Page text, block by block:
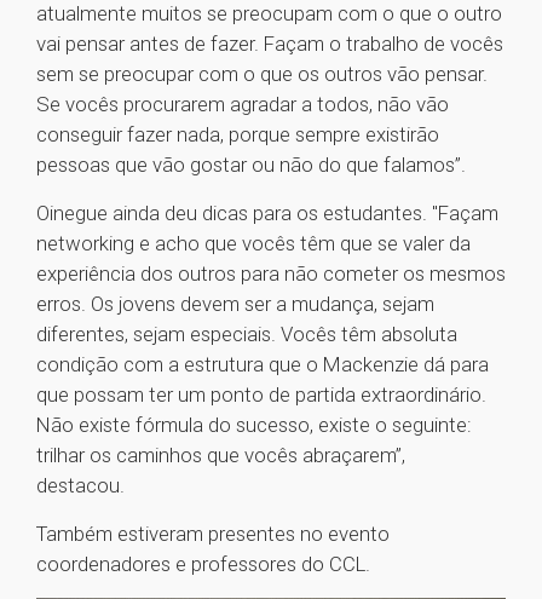
atualmente muitos se preocupam com o que o outro
vai pensar antes de fazer. Façam o trabalho de vocês
sem se preocupar com o que os outros vão pensar.
Se vocês procurarem agradar a todos, não vão
conseguir fazer nada, porque sempre existirão
pessoas que vão gostar ou não do que falamos”.
Oinegue ainda deu dicas para os estudantes. "Façam
networking e acho que vocês têm que se valer da
experiência dos outros para não cometer os mesmos
erros. Os jovens devem ser a mudança, sejam
diferentes, sejam especiais. Vocês têm absoluta
condição com a estrutura que o Mackenzie dá para
que possam ter um ponto de partida extraordinário.
Não existe fórmula do sucesso, existe o seguinte:
trilhar os caminhos que vocês abraçarem”,
destacou.
Também estiveram presentes no evento
coordenadores e professores do CCL.